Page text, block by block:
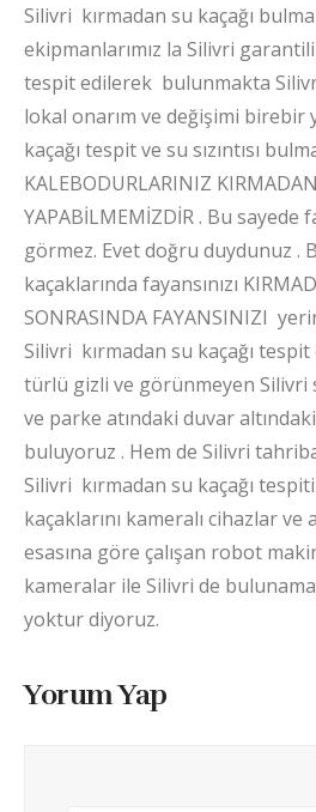
Silivri kırmadan su kaçağı
ekipmanlarımız la Silivri
tespit edilerek bulunmakta
lokal onarım ve değişimi birebir
kaçağı tespit ve su sızıntısı
KALEBODURLARINIZ
YAPABİLMEMİZDİR . Bu sayede
görmez. Evet doğru duydunuz .
kaçaklarında fayansınızı
SONRASINDA FAYANSINIZI
Silivri kırmadan su kaçağı tespit
türlü gizli ve görünmeyen Silivri
ve parke atındaki duvar altındaki
buluyoruz . Hem de Silivri
Silivri kırmadan su kaçağı
kaçaklarını kameralı cihazlar
esasına göre çalışan robot
kameralar ile Silivri de
yoktur diyoruz.
Yorum Yap